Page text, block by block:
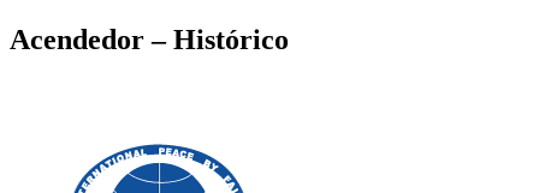
Acendedor – Histórico